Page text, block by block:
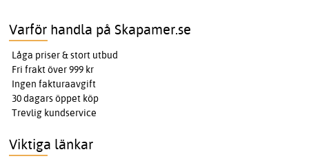
Varför handla på Skapamer.se
Låga priser & stort utbud
Fri frakt över 999 kr
Ingen fakturaavgift
30 dagars öppet köp
Trevlig kundservice
Viktiga länkar